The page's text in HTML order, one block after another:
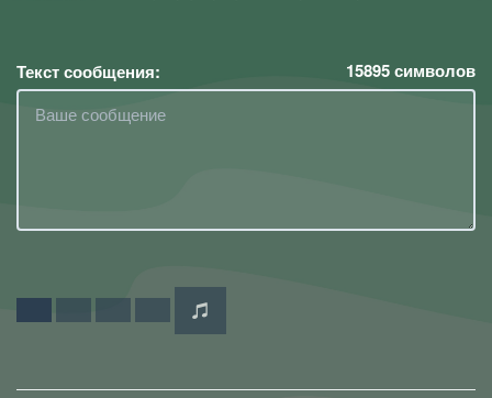
Текст сообщения: 15895символов